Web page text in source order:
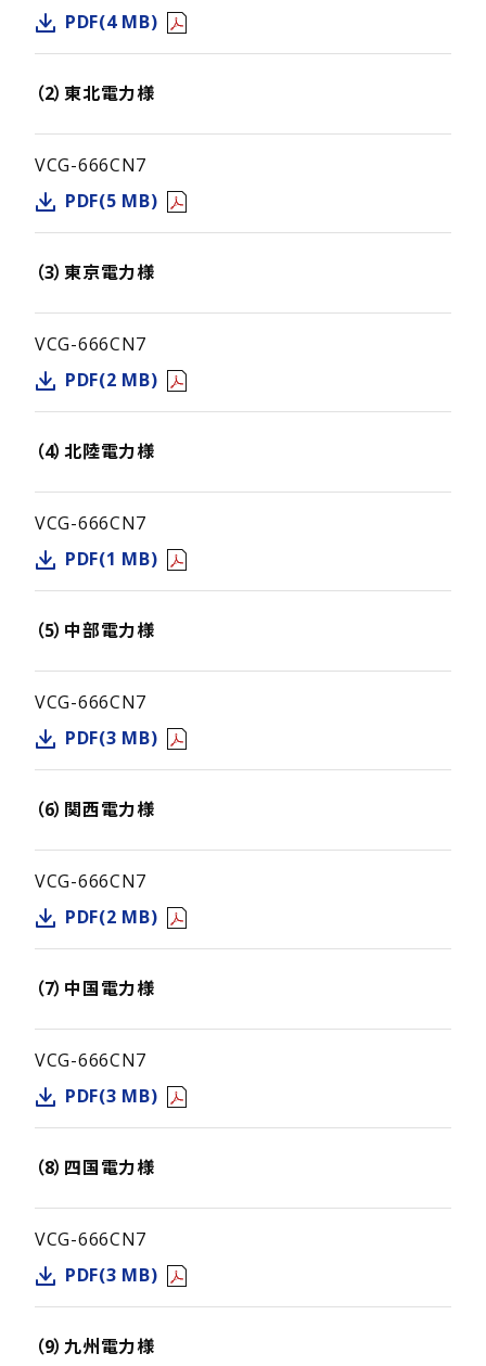
PDF(4 MB)
（2）東北電力様
VCG-666CN7
PDF(5 MB)
（3）東京電力様
VCG-666CN7
PDF(2 MB)
（4）北陸電力様
VCG-666CN7
PDF(1 MB)
（5）中部電力様
VCG-666CN7
PDF(3 MB)
（6）関西電力様
VCG-666CN7
PDF(2 MB)
（7）中国電力様
VCG-666CN7
PDF(3 MB)
（8）四国電力様
VCG-666CN7
PDF(3 MB)
（9）九州電力様